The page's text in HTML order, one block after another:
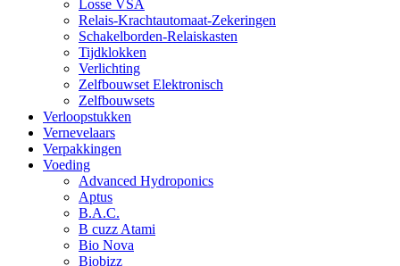
Losse VSA
Relais-Krachtautomaat-Zekeringen
Schakelborden-Relaiskasten
Tijdklokken
Verlichting
Zelfbouwset Elektronisch
Zelfbouwsets
Verloopstukken
Vernevelaars
Verpakkingen
Voeding
Advanced Hydroponics
Aptus
B.A.C.
B cuzz Atami
Bio Nova
Biobizz